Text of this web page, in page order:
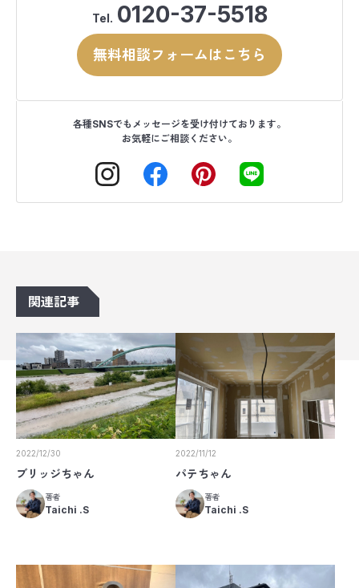
Tel. 0120-37-5518
無料相談フォームはこちら
各種SNSでもメッセージを受け付けております。
お気軽にご相談ください。
関連記事
2022/12/30
ブリッジちゃん
著者
Taichi .S
2022/11/12
パテちゃん
著者
Taichi .S